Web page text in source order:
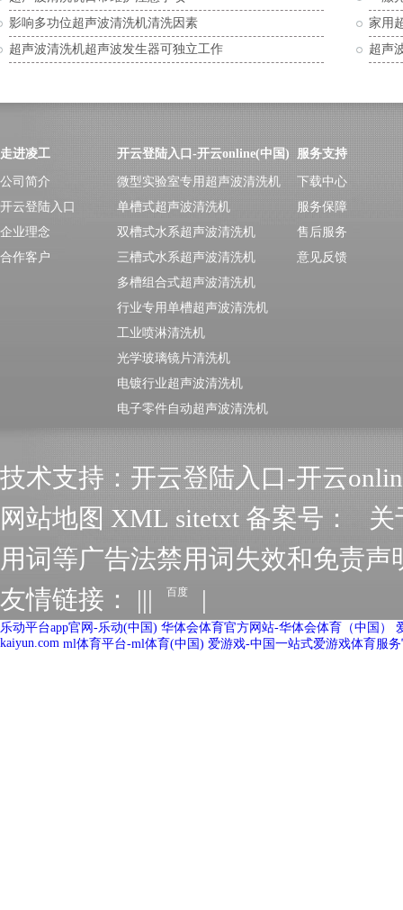
影响多功位超声波清洗机清洗因素
超声波清洗机超声波发生器可独立工作
家用
超声
走进凌工
公司简介
开云登陆入口
企业理念
合作客户
开云登陆入口-开云online(中国)
微型实验室专用超声波清洗机
单槽式超声波清洗机
双槽式水系超声波清洗机
三槽式水系超声波清洗机
多槽组合式超声波清洗机
行业专用单槽超声波清洗机
工业喷淋清洗机
光学玻璃镜片清洗机
电镀行业超声波清洗机
电子零件自动超声波清洗机
服务支持
下载中心
服务保障
售后服务
意见反馈
技术支持：开云登陆入口-开云
网站地图 XML sitetxt 备案号： 关
用词等广告法禁用词失效和免责声
友情链接： ||| 百度 |
乐动平台app官网-乐动(中国) 华体会体育官方网站-华体会体育（中国）
kaiyun.com ml体育平台-ml体育(中国) 爱游戏-中国一站式爱游戏体育服